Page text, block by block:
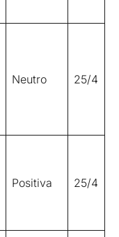
Neutro 25/4
Positiva 25/4